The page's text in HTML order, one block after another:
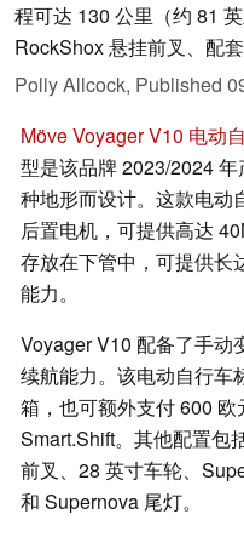
程可达 130 公里（约 81
RockShox 悬挂前叉、配
Polly Allcock, Published
Möve Voyager V10 电动
型是该品牌 2023/2024
种地形而设计。这款电动
后置电机，可提供高达
存放在下管中，可提供长
能力。
Voyager V10 配备了手动
续航能力。该电动自行车
箱，也可额外支付 600
Smart.Shift。其他配置包
前叉、28 英寸车轮、
和 Supernova 尾灯。